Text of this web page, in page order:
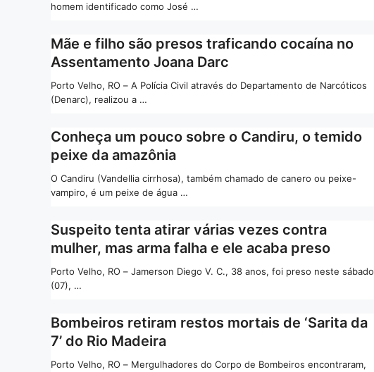
homem identificado como José …
Mãe e filho são presos traficando cocaína no
Assentamento Joana Darc
Porto Velho, RO – A Polícia Civil através do Departamento de Narcóticos
(Denarc), realizou a …
Conheça um pouco sobre o Candiru, o temido
peixe da amazônia
O Candiru (Vandellia cirrhosa), também chamado de canero ou peixe-
vampiro, é um peixe de água …
Suspeito tenta atirar várias vezes contra
mulher, mas arma falha e ele acaba preso
Porto Velho, RO – Jamerson Diego V. C., 38 anos, foi preso neste sábado
(07), …
Bombeiros retiram restos mortais de ‘Sarita da
7’ do Rio Madeira
Porto Velho, RO – Mergulhadores do Corpo de Bombeiros encontraram,